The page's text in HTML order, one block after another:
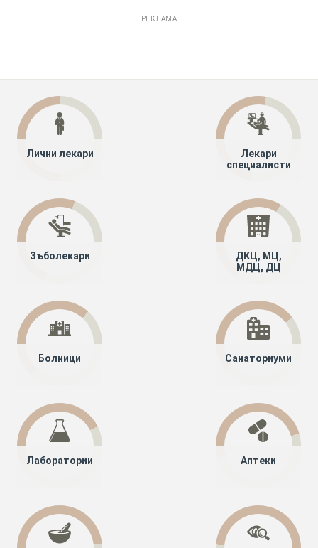
РЕКЛАМА
Лични лекари
Лекари
специалисти
Зъболекари
ДКЦ, МЦ,
МДЦ, ДЦ
Болници Санаториуми
Лаборатории Аптеки